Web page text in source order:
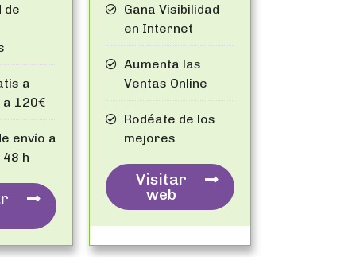
de
a
120€
envío a
h
Gana Visibilidad
en Internet
Aumenta las
Ventas Online
Rodéate de los
mejores
Visitar
web